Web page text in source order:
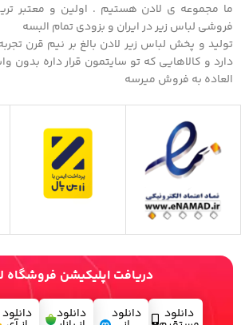
ما مجموعه ی لادن هستیم . اولین و معتبر
فروشی لباس زیر در ایران و بزودی تمام البسه
تولید و پخش لباس زیر لادن بالغ بر نیم قرن تجربه
دارد و کالاهایی که تو سایتمون قرار داره بدون
العاده به فروش میرسه
دریافت اپلیکیشن فروشگاه
دانلود دانلود دانلود دانلود